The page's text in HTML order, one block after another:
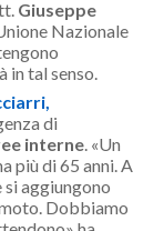
Giuseppe
Nazionale
in tal senso.
di
interne. «Un
più di 65 anni. A
aggiungono
Dobbiamo